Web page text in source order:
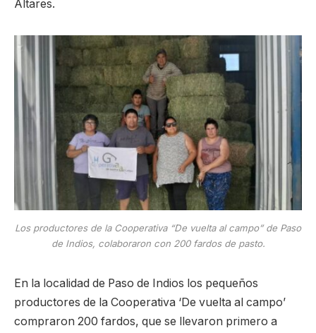
Altares.
Los productores de la Cooperativa “De vuelta al campo” de Paso
de Indios, colaboraron con 200 fardos de pasto.
En la localidad de Paso de Indios los pequeños
productores de la Cooperativa ‘De vuelta al campo’
compraron 200 fardos, que se llevaron primero a